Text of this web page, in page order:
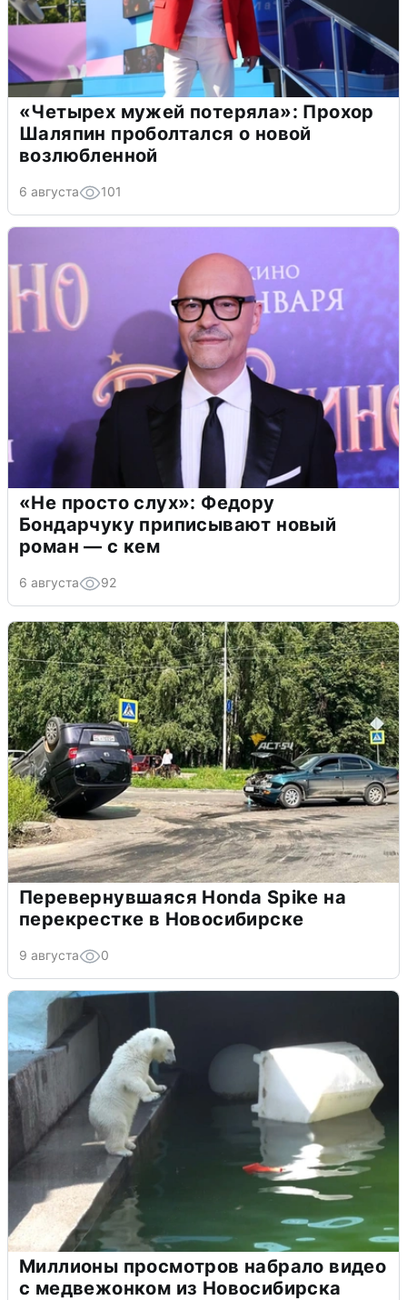
«Четырех мужей потеряла»: Прохор
Шаляпин проболтался о новой
возлюбленной
6 августа 101
«Не просто слух»: Федору
Бондарчуку приписывают новый
роман — с кем
6 августа 92
Перевернувшаяся Honda Spike на
перекрестке в Новосибирске
9 августа 0
Миллионы просмотров набрало видео
с медвежонком из Новосибирска